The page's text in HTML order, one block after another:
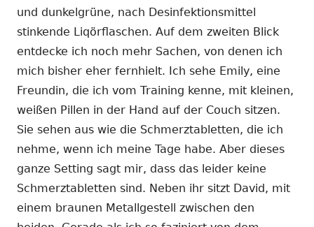
und dunkelgrüne, nach Desinfektionsmittel
stinkende Liqörflaschen. Auf dem zweiten Blick
entdecke ich noch mehr Sachen, von denen ich
mich bisher eher fernhielt. Ich sehe Emily, eine
Freundin, die ich vom Training kenne, mit kleinen,
weißen Pillen in der Hand auf der Couch sitzen.
Sie sehen aus wie die Schmerztabletten, die ich
nehme, wenn ich meine Tage habe. Aber dieses
ganze Setting sagt mir, dass das leider keine
Schmerztabletten sind. Neben ihr sitzt David, mit
einem braunen Metallgestell zwischen den